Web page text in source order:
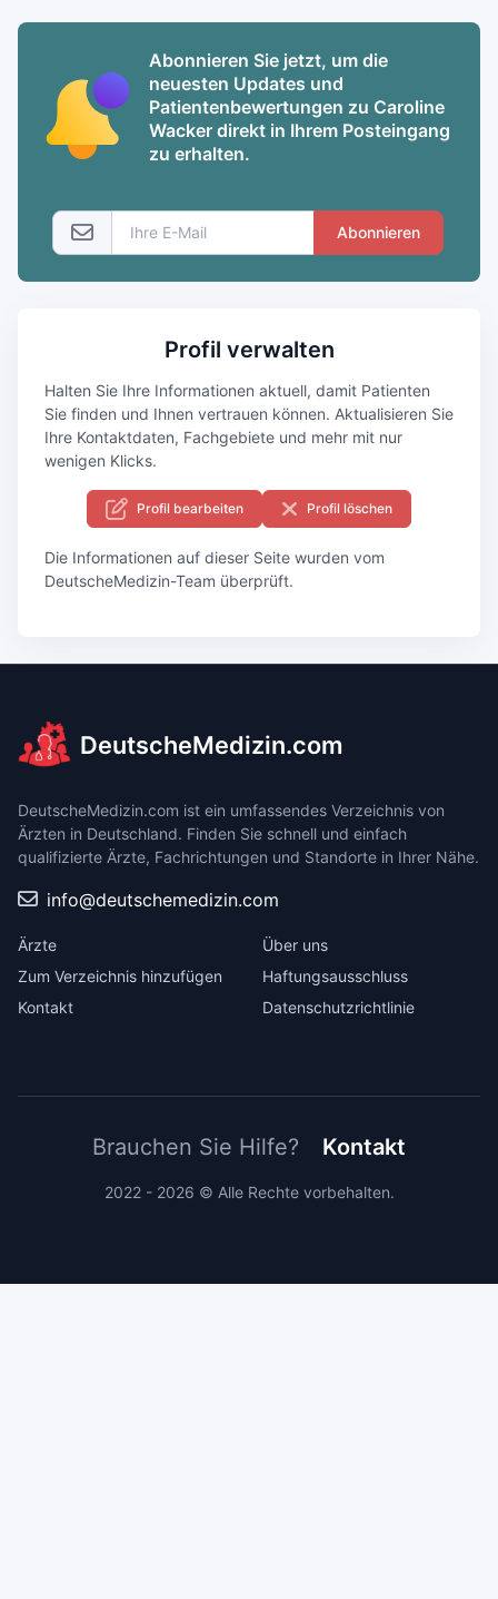
Abonnieren Sie jetzt, um die
neuesten Updates und
Patientenbewertungen zu Caroline
Wacker direkt in Ihrem Posteingang
zu erhalten.
Abonnieren
Profil verwalten
Halten Sie Ihre Informationen aktuell, damit Patienten
Sie finden und Ihnen vertrauen können. Aktualisieren Sie
Ihre Kontaktdaten, Fachgebiete und mehr mit nur
wenigen Klicks.
Profil bearbeiten Profil löschen
Die Informationen auf dieser Seite wurden vom
DeutscheMedizin-Team überprüft.
DeutscheMedizin.com
DeutscheMedizin.com ist ein umfassendes Verzeichnis von
Ärzten in Deutschland. Finden Sie schnell und einfach
qualifizierte Ärzte, Fachrichtungen und Standorte in Ihrer Nähe.
info@deutschemedizin.com
Ärzte
Zum Verzeichnis hinzufügen
Kontakt
Über uns
Haftungsausschluss
Datenschutzrichtlinie
Brauchen Sie Hilfe? Kontakt
2022 - 2026 © Alle Rechte vorbehalten.